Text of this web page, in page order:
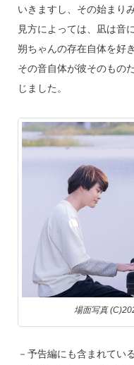
いきますし、その始まり
見方によっては、凪は音
朔ちゃんの存在自体を好
その音自体が彼そのもの
じました。
場面写真
－予告編にも含まれてい